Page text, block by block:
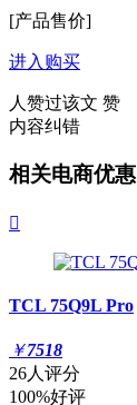
[产品售价]
进入购买
人赞过该文 赞
内容纠错
相关电商优惠

TCL 75Q9L Pro
￥7518
26人评分
100%好评